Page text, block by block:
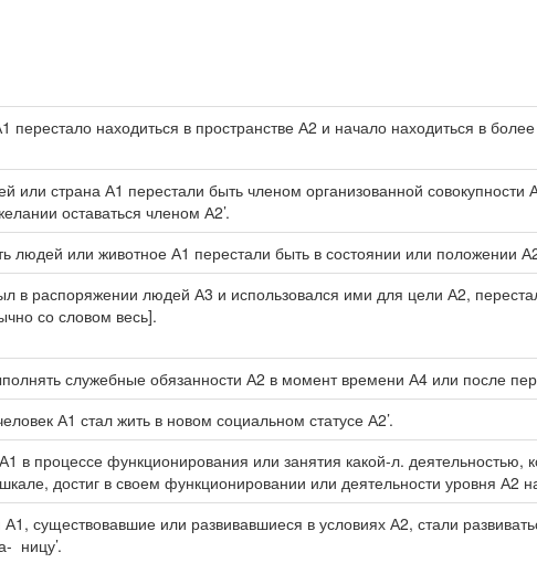
находиться в пространстве А2 и начало находиться в
или страна А1 перестали быть членом организованной совокупности
оставаться членом А2’.
людей или животное А1 перестали быть в состоянии или положении
в распоряжении людей А3 и использовался ими для цели А2,
со словом весь].
служебные обязанности А2 в момент времени А4 или после
А1 стал жить в новом социальном статусе А2’.
в процессе функционирования или занятия какой-л. деятельностью,
достиг в своем функционировании или деятельности уровня А2
существовавшие или развивавшиеся в условиях А2, стали
ницу’.